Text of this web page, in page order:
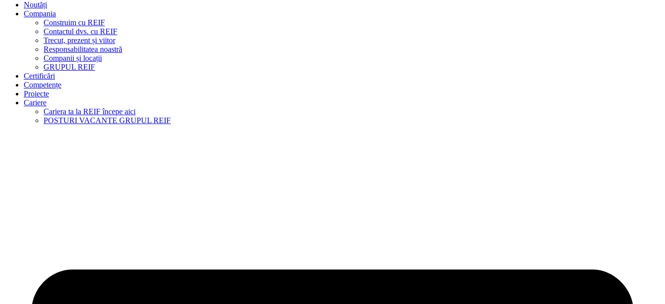
Noutăți
Compania
Construim cu REIF
Contactul dvs. cu REIF
Trecut, prezent și viitor
Responsabilitatea noastră
Companii și locații
GRUPUL REIF
Certificări
Competențe
Proiecte
Cariere
Cariera ta la REIF începe aici
POSTURI VACANTE GRUPUL REIF